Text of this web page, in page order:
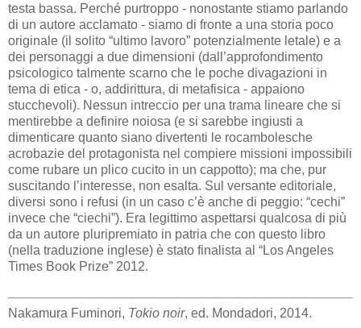
testa bassa. Perché purtroppo - nonostante stiamo parlando
di un autore acclamato - siamo di fronte a una storia poco
originale (il solito “ultimo lavoro” potenzialmente letale) e a
dei personaggi a due dimensioni (dall’approfondimento
psicologico talmente scarno che le poche divagazioni in
tema di etica - o, addirittura, di metafisica - appaiono
stucchevoli). Nessun intreccio per una trama lineare che si
mentirebbe a definire noiosa (e si sarebbe ingiusti a
dimenticare quanto siano divertenti le rocambolesche
acrobazie del protagonista nel compiere missioni impossibili
come rubare un plico cucito in un cappotto); ma che, pur
suscitando l’interesse, non esalta. Sul versante editoriale,
diversi sono i refusi (in un caso c’è anche di peggio: “cechi”
invece che “ciechi”). Era legittimo aspettarsi qualcosa di più
da un autore pluripremiato in patria che con questo libro
(nella traduzione inglese) è stato finalista al “Los Angeles
Times Book Prize” 2012.
Nakamura Fuminori, Tokio noir, ed. Mondadori, 2014.